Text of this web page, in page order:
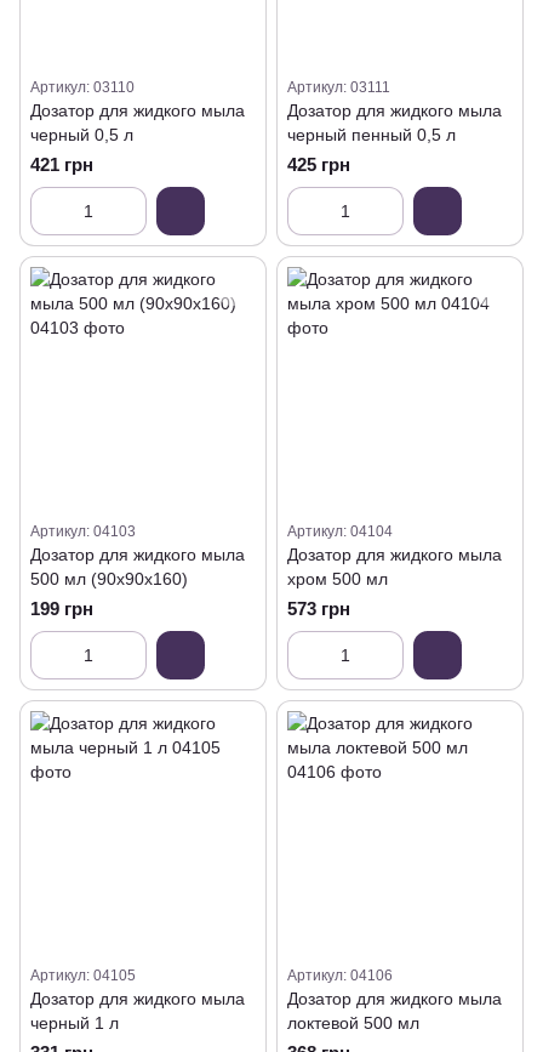
Артикул: 03110
Дозатор для жидкого мыла
черный 0,5 л
421 грн
Артикул: 03111
Дозатор для жидкого мыла
черный пенный 0,5 л
425 грн
Артикул: 04103
Дозатор для жидкого мыла
500 мл (90х90х160)
199 грн
Артикул: 04104
Дозатор для жидкого мыла
хром 500 мл
573 грн
Артикул: 04105
Дозатор для жидкого мыла
черный 1 л
Артикул: 04106
Дозатор для жидкого мыла
локтевой 500 мл